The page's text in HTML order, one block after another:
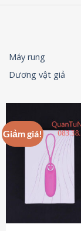
Máy rung
Dương vật giả
Giảm giá!